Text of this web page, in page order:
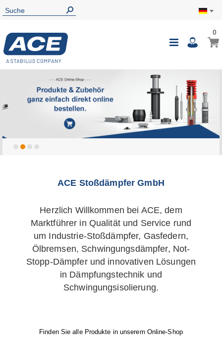
0
ACE Stoßdämpfer GmbH
Herzlich Willkommen bei ACE, dem
Marktführer in Qualität und Service rund
um Industrie-Stoßdämpfer, Gasfedern,
Ölbremsen, Schwingungsdämpfer, Not-
Stopp-Dämpfer und innovativen Lösungen
in Dämpfungstechnik und
Schwingungsisolierung.
Finden Sie alle Produkte in unserem Online-Shop